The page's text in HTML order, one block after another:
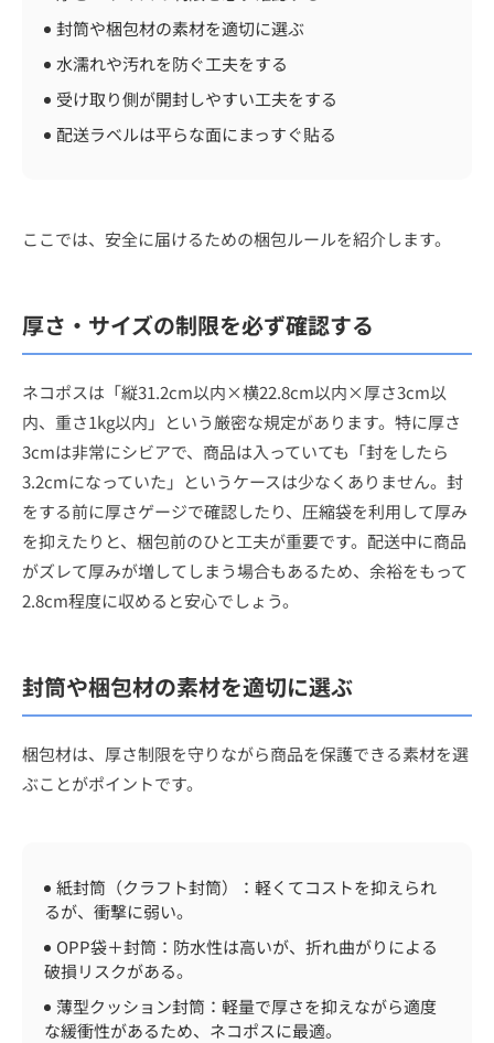
封筒や梱包材の素材を適切に選ぶ
水濡れや汚れを防ぐ工夫をする
受け取り側が開封しやすい工夫をする
配送ラベルは平らな面にまっすぐ貼る
ここでは、安全に届けるための梱包ルールを紹介します。
厚さ・サイズの制限を必ず確認する
ネコポスは「縦31.2cm以内×横22.8cm以内×厚さ3cm以
内、重さ1kg以内」という厳密な規定があります。特に厚さ
3cmは非常にシビアで、商品は入っていても「封をしたら
3.2cmになっていた」というケースは少なくありません。封
をする前に厚さゲージで確認したり、圧縮袋を利用して厚み
を抑えたりと、梱包前のひと工夫が重要です。配送中に商品
がズレて厚みが増してしまう場合もあるため、余裕をもって
2.8cm程度に収めると安心でしょう。
封筒や梱包材の素材を適切に選ぶ
梱包材は、厚さ制限を守りながら商品を保護できる素材を選
ぶことがポイントです。
紙封筒（クラフト封筒）：軽くてコストを抑えられ
るが、衝撃に弱い。
OPP袋＋封筒：防水性は高いが、折れ曲がりによる
破損リスクがある。
薄型クッション封筒：軽量で厚さを抑えながら適度
な緩衝性があるため、ネコポスに最適。